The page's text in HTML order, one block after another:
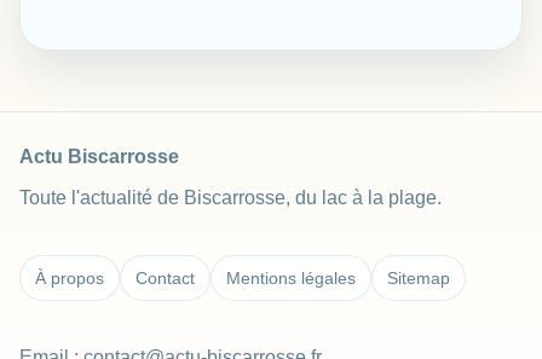
Actu Biscarrosse
Toute l'actualité de Biscarrosse, du lac à la plage.
À propos Contact Mentions légales Sitemap